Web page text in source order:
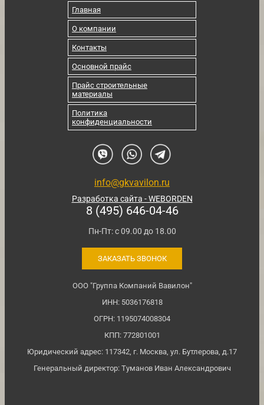
Главная
О компании
Контакты
Основной прайс
Прайс строительные
материалы
Политика
конфиденциальности
info@gkvavilon.ru
Разработка сайта - WEBORDEN
8 (495) 646-04-46
Пн-Пт: с 09.00 до 18.00
ЗАКАЗАТЬ ЗВОНОК
ООО "Группа Компаний Вавилон"
ИНН: 5036176818
ОГРН: 1195074008304
КПП: 772801001
Юридический адрес: 117342, г. Москва, ул. Бутлерова, д.17
Генеральный директор: Туманов Иван Александрович